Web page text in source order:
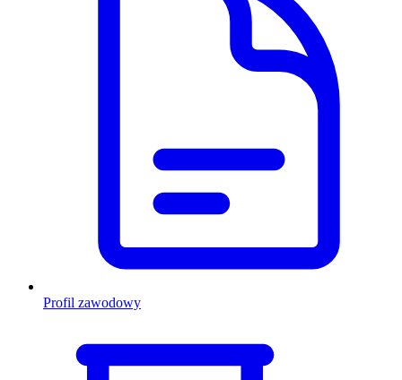
Profil zawodowy